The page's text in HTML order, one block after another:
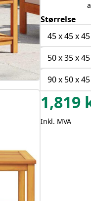
Størrelse
45 x 45 x
50 x 35 x
90 x 50 x
1,819
Inkl. MVA